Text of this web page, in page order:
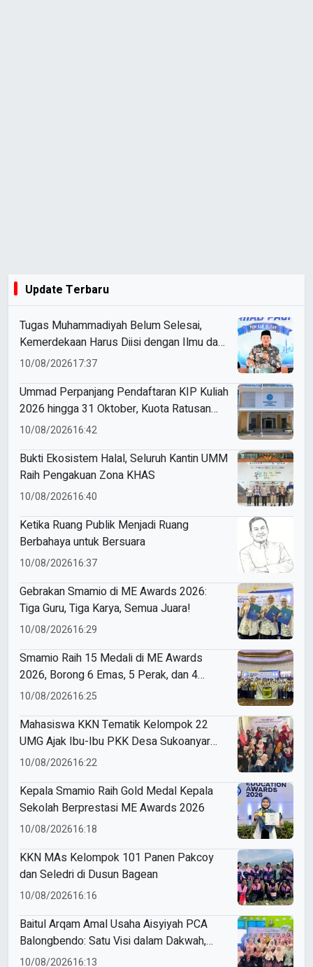
Update Terbaru
Tugas Muhammadiyah Belum Selesai,
Kemerdekaan Harus Diisi dengan Ilmu dan
Amal
10/08/202617:37
Ummad Perpanjang Pendaftaran KIP Kuliah
2026 hingga 31 Oktober, Kuota Ratusan
Menanti
10/08/202616:42
Bukti Ekosistem Halal, Seluruh Kantin UMM
Raih Pengakuan Zona KHAS
10/08/202616:40
Ketika Ruang Publik Menjadi Ruang
Berbahaya untuk Bersuara
10/08/202616:37
Gebrakan Smamio di ME Awards 2026:
Tiga Guru, Tiga Karya, Semua Juara!
10/08/202616:29
Smamio Raih 15 Medali di ME Awards
2026, Borong 6 Emas, 5 Perak, dan 4
Perunggu
10/08/202616:25
Mahasiswa KKN Tematik Kelompok 22
UMG Ajak Ibu-Ibu PKK Desa Sukoanyar
Berkreasi dengan Ecoprint
10/08/202616:22
Kepala Smamio Raih Gold Medal Kepala
Sekolah Berprestasi ME Awards 2026
10/08/202616:18
KKN MAs Kelompok 101 Panen Pakcoy
dan Seledri di Dusun Bagean
10/08/202616:16
Baitul Arqam Amal Usaha Aisyiyah PCA
Balongbendo: Satu Visi dalam Dakwah,
Satu Langkah untuk Kemajuan
10/08/202616:13